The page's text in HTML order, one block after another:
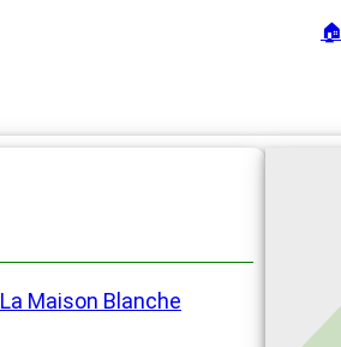
🏠
La Maison Blanche